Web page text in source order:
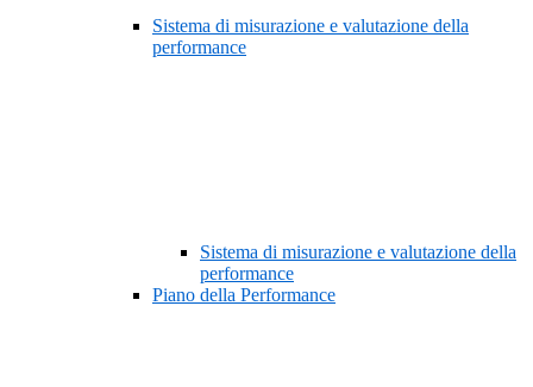
Sistema di misurazione e valutazione della
performance
Sistema di misurazione e valutazione della
performance
Piano della Performance